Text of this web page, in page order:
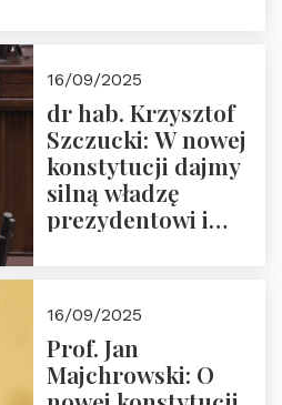
16/09/2025
dr hab. Krzysztof
Szczucki: W nowej
konstytucji dajmy
silną władzę
prezydentowi i
16/09/2025
Prof. Jan
Majchrowski: O